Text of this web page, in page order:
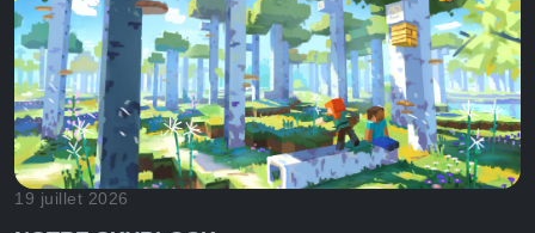
19 juillet 2026